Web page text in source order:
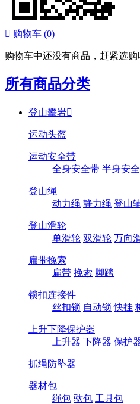
 购物车 (0)
购物车中还没有商品，赶紧选购
所有商品分类
登山攀岩
运动头盔
运动安全带
全身安全带 半身安
登山绳
动力绳 静力绳 登山
登山滑轮
单滑轮 双滑轮 万向
扁带挽索
扁带 挽索 脚踏
锁扣连接件
丝扣锁 自动锁 快挂
上升下降保护器
上升器 下降器 保护
抓绳防坠器
器材包
绳包 驮包 工具包